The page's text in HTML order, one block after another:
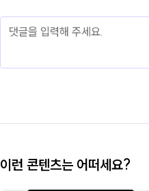
이런 콘텐츠는 어떠세요?